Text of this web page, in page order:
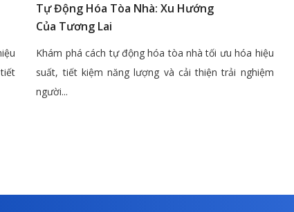
Tự Động Hóa Tòa Nhà: Xu Hướng
Của Tương Lai
Khám phá cách tự động hóa tòa nhà tối ưu hóa hiệu
suất, tiết kiệm năng lượng và cải thiện trải nghiệm
người...